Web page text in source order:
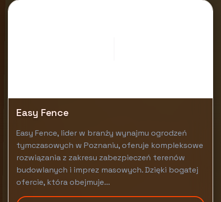
Easy Fence
Easy Fence, lider w branży wynajmu ogrodzeń
tymczasowych w Poznaniu, oferuje kompleksowe
rozwiązania z zakresu zabezpieczeń terenów
budowlanych i imprez masowych. Dzięki bogatej
ofercie, która obejmuje...